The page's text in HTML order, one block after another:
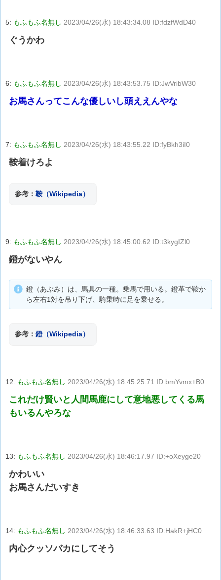
5: もふもふ名無し 2023/04/26(水) 18:43:34.08 ID:fdzfWdD40
ぐうかわ
6: もふもふ名無し 2023/04/26(水) 18:43:53.75 ID:JwVribW30
お馬さんってこんな優しいし頭ええんやな
7: もふもふ名無し 2023/04/26(水) 18:43:55.22 ID:fyBkh3iI0
鞍着けろよ
参考：鞍（Wikipedia）
9: もふもふ名無し 2023/04/26(水) 18:45:00.62 ID:t3kygIZl0
鐙がないやん
鐙（あぶみ）は、馬具の一種。乗馬で用いる。鐙革で鞍か
ら左右1対を吊り下げ、騎乗時に足を乗せる。
参考：鐙（Wikipedia）
12: もふもふ名無し 2023/04/26(水) 18:45:25.71 ID:bmYvmx+B0
これだけ賢いと人間馬鹿にして意地悪してくる馬
もいるんやろな
13: もふもふ名無し 2023/04/26(水) 18:46:17.97 ID:+oXeyge20
かわいい
お馬さんだいすき
14: もふもふ名無し 2023/04/26(水) 18:46:33.63 ID:HakR+jHC0
内心クッソバカにしてそう